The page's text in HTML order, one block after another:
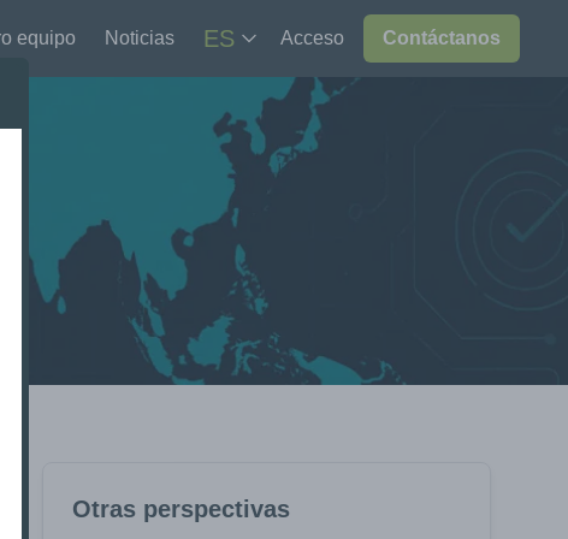
equipo Noticias ES Acceso Contáctanos
Otras perspectivas